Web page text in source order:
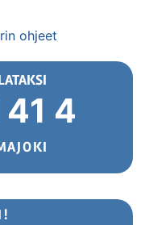
ohjeet
4
!